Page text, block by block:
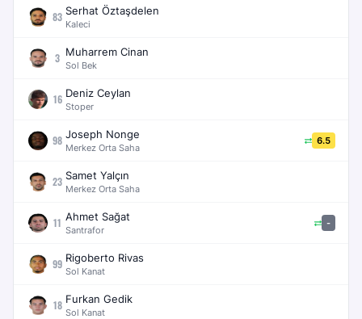
83 Serhat Öztaşdelen
Kaleci
3 Muharrem Cinan
Sol Bek
16 Deniz Ceylan
Stoper
98 Joseph Nonge
Merkez Orta Saha
6.5
23 Samet Yalçın
Merkez Orta Saha
11 Ahmet Sağat
Santrafor
-
99 Rigoberto Rivas
Sol Kanat
18 Furkan Gedik
Sol Kanat